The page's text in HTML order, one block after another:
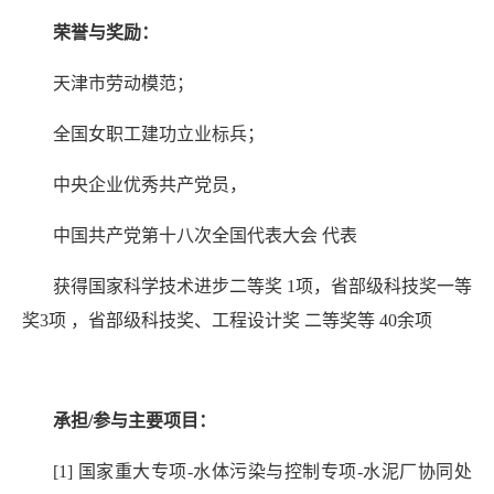
荣誉与奖励：
天津市劳动模范；
全国女职工建功立业标兵；
中央企业优秀共产党员，
中国共产党第十八次全国代表大会 代表
获得国家科学技术进步二等奖 1项，省部级科技奖一等
奖3项 ，省部级科技奖、工程设计奖 二等奖等 40余项
承担/参与主要项目：
[1] 国家重大专项-水体污染与控制专项-水泥厂协同处